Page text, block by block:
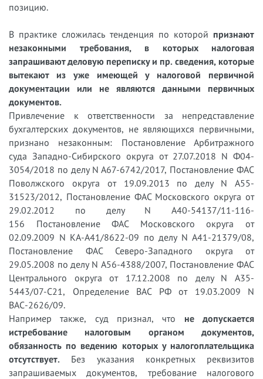
позицию.
В практике сложилась тенденция по которой признают
незаконными требования, в которых налоговая
запрашивают деловую переписку и пр. сведения, которые
вытекают из уже имеющей у налоговой первичной
документации или не являются данными первичных
документов.
Привлечение к ответственности за непредставление
бухгалтерских документов, не являющихся первичными,
признано незаконным: Постановление Арбитражного
суда Западно-Сибирского округа от 27.07.2018 N Ф04-
3054/2018 по делу N А67-6742/2017, Постановление ФАС
Поволжского округа от 19.09.2013 по делу N А55-
31523/2012, Постановление ФАС Московского округа от
29.02.2012 по делу N А40-54137/11-116-
156 Постановление ФАС Московского округа от
02.09.2009 N КА-А41/8622-09 по делу N А41-21379/08,
Постановление ФАС Северо-Западного округа от
29.05.2008 по делу N А56-4388/2007, Постановление ФАС
Центрального округа от 17.12.2008 по делу N А35-
5443/07-С21, Определение ВАС РФ от 19.03.2009 N
ВАС-2626/09.
Например также, суд признал, что не допускается
истребование налоговым органом документов,
обязанность по ведению которых у налогоплательщика
отсутствует. Без указания конкретных реквизитов
запрашиваемых документов, требование налогового